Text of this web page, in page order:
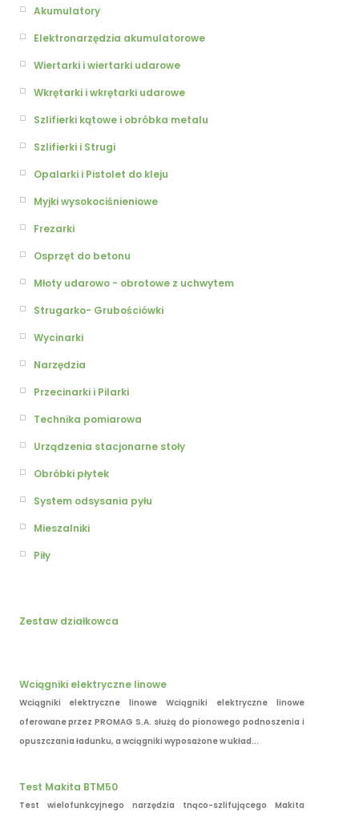
Akumulatory
Elektronarzędzia akumulatorowe
Wiertarki i wiertarki udarowe
Wkrętarki i wkrętarki udarowe
Szlifierki kątowe i obróbka metalu
Szlifierki i Strugi
Opalarki i Pistolet do kleju
Myjki wysokociśnieniowe
Frezarki
Osprzęt do betonu
Młoty udarowo - obrotowe z uchwytem
Strugarko- Grubościówki
Wycinarki
Narzędzia
Przecinarki i Pilarki
Technika pomiarowa
Urządzenia stacjonarne stoły
Obróbki płytek
System odsysania pyłu
Mieszalniki
Piły
Zestaw działkowca
Wciągniki elektryczne linowe
Wciągniki elektryczne linowe Wciągniki elektryczne linowe
oferowane przez PROMAG S.A. służą do pionowego podnoszenia i
opuszczania ładunku, a wciągniki wyposażone w układ...
Test Makita BTM50
Test wielofunkcyjnego narzędzia tnąco-szlifującego Makita